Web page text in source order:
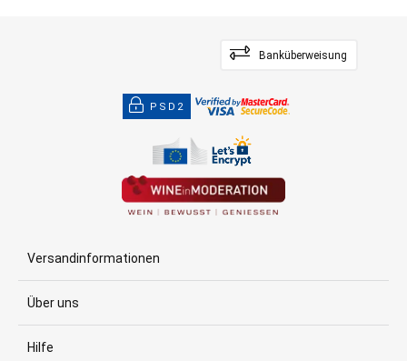
Banküberweisung
PSD2
Versandinformationen
Über uns
Hilfe